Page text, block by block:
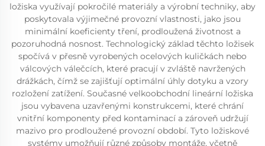
ložiska využívají pokročilé materiály a výrobní techniky, aby
poskytovala výjimečné provozní vlastnosti, jako jsou
minimální koeficienty tření, prodloužená životnost a
pozoruhodná nosnost. Technologický základ těchto ložisek
spočívá v přesně vyrobených ocelových kuličkách nebo
válcových válečcích, které pracují v zvláště navržených
drážkách, čímž se zajišťují optimální úhly dotyku a vzory
rozložení zatížení. Současné velkoobchodní lineární ložiska
jsou vybavena uzavřenými konstrukcemi, které chrání
vnitřní komponenty před kontaminací a zároveň udržují
mazivo pro prodloužené provozní období. Tyto ložiskové
systémy umožňují různé způsoby montáže, včetně